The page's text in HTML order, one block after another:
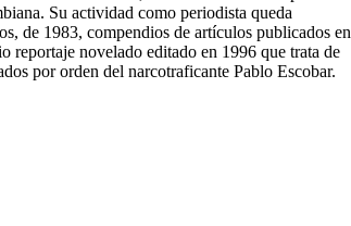
Su actividad como periodista queda
de 1983, compendios de artículos publicados en
reportaje novelado editado en 1996 que trata de
por orden del narcotraficante Pablo Escobar.